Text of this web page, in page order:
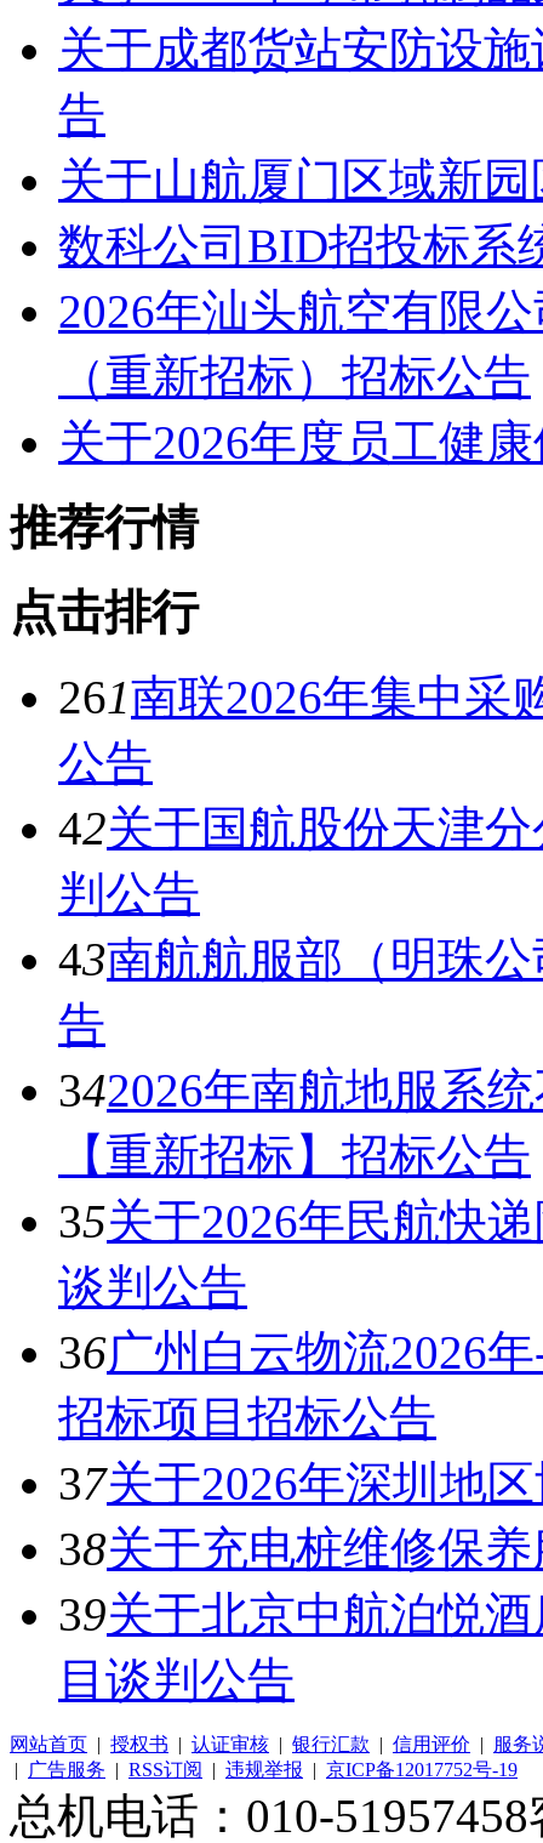
关于成都货站安防设
告
关于山航厦门区域新
数科公司BID招投标系
2026年汕头航空有限
（重新招标）招标公告
关于2026年度员工健
推荐行情
点击排行
261南联2026年集中采
公告
42关于国航股份天津
判公告
43南航航服部（明珠
告
342026年南航地服系
【重新招标】招标公告
35关于2026年民航快
谈判公告
36广州白云物流2026
招标项目招标公告
37关于2026年深圳地
38关于充电桩维修保
39关于北京中航泊悦
目谈判公告
网站首页 | 授权书 | 认证审核 | 银行汇款 | 信用评价 |
服务
|
广告服务 | RSS订阅 | 违规举报 | 京ICP备12017752号-19
总机电话：010-